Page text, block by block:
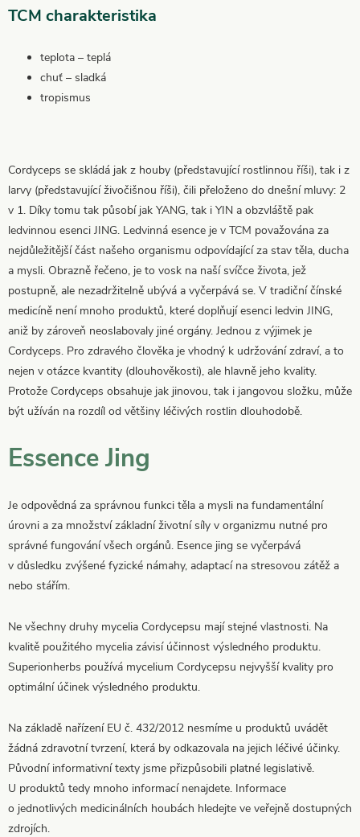
TCM charakteristika
teplota – teplá
chuť – sladká
tropismus
Cordyceps se skládá jak z houby (představující rostlinnou říši), tak i z
larvy (představující živočišnou říši), čili přeloženo do dnešní mluvy: 2
v 1. Díky tomu tak působí jak YANG, tak i YIN a obzvláště pak
ledvinnou esenci JING. Ledvinná esence je v TCM považována za
nejdůležitější část našeho organismu odpovídající za stav těla, ducha
a mysli. Obrazně řečeno, je to vosk na naší svíčce života, jež
postupně, ale nezadržitelně ubývá a vyčerpává se. V tradiční čínské
medicíně není mnoho produktů, které doplňují esenci ledvin JING,
aniž by zároveň neoslabovaly jiné orgány. Jednou z výjimek je
Cordyceps. Pro zdravého člověka je vhodný k udržování zdraví, a to
nejen v otázce kvantity (dlouhověkosti), ale hlavně jeho kvality.
Protože Cordyceps obsahuje jak jinovou, tak i jangovou složku, může
být užíván na rozdíl od většiny léčivých rostlin dlouhodobě.
Essence Jing
Je odpovědná za správnou funkci těla a mysli na fundamentální
úrovni a za množství základní životní síly v organizmu nutné pro
správné fungování všech orgánů. Esence jing se vyčerpává
v důsledku zvýšené fyzické námahy, adaptací na stresovou zátěž a
nebo stářím.
Ne všechny druhy mycelia Cordycepsu mají stejné vlastnosti. Na
kvalitě použitého mycelia závisí účinnost výsledného produktu.
Superionherbs používá mycelium Cordycepsu nejvyšší kvality pro
optimální účinek výsledného produktu.
Na základě nařízení EU č. 432/2012 nesmíme u produktů uvádět
žádná zdravotní tvrzení, která by odkazovala na jejich léčivé účinky.
Původní informativní texty jsme přizpůsobili platné legislativě.
U produktů tedy mnoho informací nenajdete. Informace
o jednotlivých medicinálních houbách hledejte ve veřejně dostupných
zdrojích.